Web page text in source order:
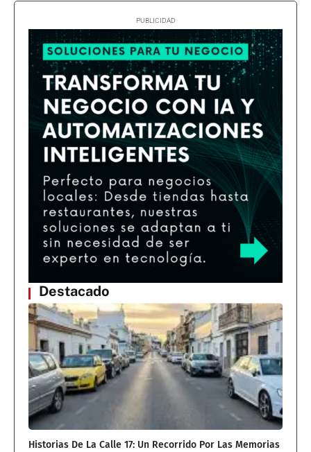
Destacado
Historias De La Calle 17: Un Recorrido Por Las Memorias